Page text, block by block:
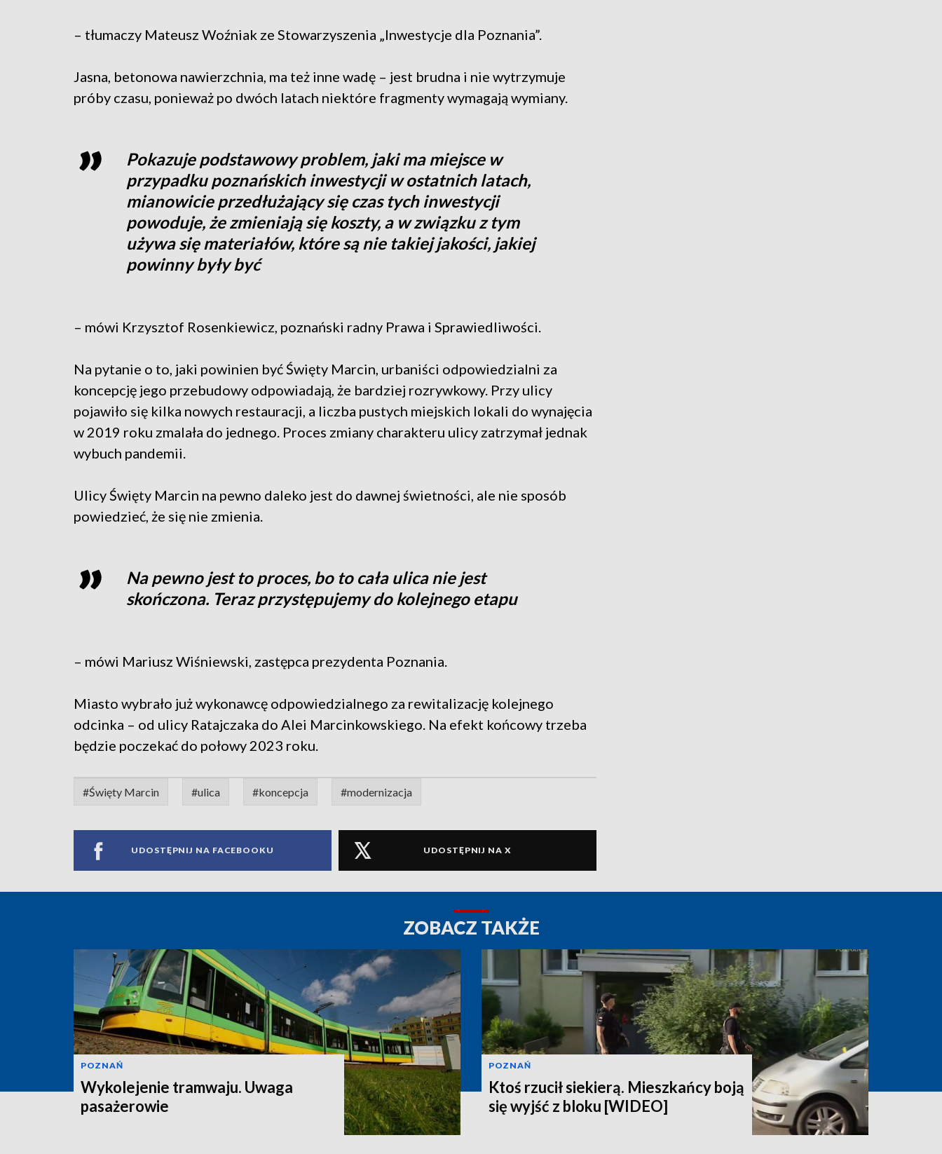
– tłumaczy Mateusz Woźniak ze Stowarzyszenia „Inwestycje dla Poznania”.
Jasna, betonowa nawierzchnia, ma też inne wadę – jest brudna i nie wytrzymuje
próby czasu, ponieważ po dwóch latach niektóre fragmenty wymagają wymiany.
Pokazuje podstawowy problem, jaki ma miejsce w
przypadku poznańskich inwestycji w ostatnich latach,
mianowicie przedłużający się czas tych inwestycji
powoduje, że zmieniają się koszty, a w związku z tym
używa się materiałów, które są nie takiej jakości, jakiej
powinny były być
– mówi Krzysztof Rosenkiewicz, poznański radny Prawa i Sprawiedliwości.
Na pytanie o to, jaki powinien być Święty Marcin, urbaniści odpowiedzialni za
koncepcję jego przebudowy odpowiadają, że bardziej rozrywkowy. Przy ulicy
pojawiło się kilka nowych restauracji, a liczba pustych miejskich lokali do wynajęcia
w 2019 roku zmalała do jednego. Proces zmiany charakteru ulicy zatrzymał jednak
wybuch pandemii.
Ulicy Święty Marcin na pewno daleko jest do dawnej świetności, ale nie sposób
powiedzieć, że się nie zmienia.
Na pewno jest to proces, bo to cała ulica nie jest
skończona. Teraz przystępujemy do kolejnego etapu
– mówi Mariusz Wiśniewski, zastępca prezydenta Poznania.
Miasto wybrało już wykonawcę odpowiedzialnego za rewitalizację kolejnego
odcinka – od ulicy Ratajczaka do Alei Marcinkowskiego. Na efekt końcowy trzeba
będzie poczekać do połowy 2023 roku.
#Święty Marcin #ulica #koncepcja #modernizacja
UDOSTĘPNIJ NA FACEBOOKU UDOSTĘPNIJ NA X
ZOBACZ TAKŻE
POZNAŃ
Wykolejenie tramwaju. Uwaga
pasażerowie
POZNAŃ
Ktoś rzucił siekierą. Mieszkańcy boją
się wyjść z bloku [WIDEO]